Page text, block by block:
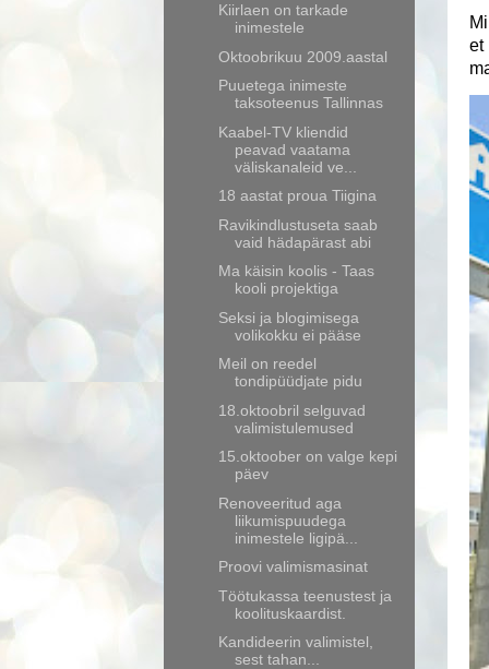
et
Kiirlaen on tarkade
inimestele
Oktoobrikuu 2009.aastal
Puuetega inimeste
taksoteenus Tallinnas
Kaabel-TV kliendid
peavad vaatama
väliskanaleid ve...
18 aastat proua Tiigina
Ravikindlustuseta saab
vaid hädapärast abi
Ma käisin koolis - Taas
kooli projektiga
Seksi ja blogimisega
volikokku ei pääse
Meil on reedel
tondipüüdjate pidu
18.oktoobril selguvad
valimistulemused
15.oktoober on valge kepi
päev
Renoveeritud aga
liikumispuudega
inimestele ligipä...
Proovi valimismasinat
Töötukassa teenustest ja
koolituskaardist.
Kandideerin valimistel,
sest tahan...